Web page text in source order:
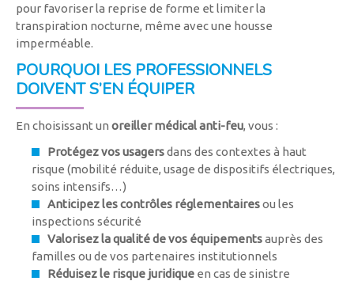
pour favoriser la reprise de forme et limiter la
transpiration nocturne, même avec une housse
imperméable.
POURQUOI LES PROFESSIONNELS
DOIVENT S’EN ÉQUIPER
En choisissant un oreiller médical anti-feu, vous :
Protégez vos usagersdans des contextes à haut
risque (mobilité réduite, usage de dispositifs électriques,
soins intensifs…)
Anticipez les contrôles réglementairesou les
inspections sécurité
Valorisez la qualité de vos équipementsauprès des
familles ou de vos partenaires institutionnels
Réduisez le risque juridique en cas de sinistre